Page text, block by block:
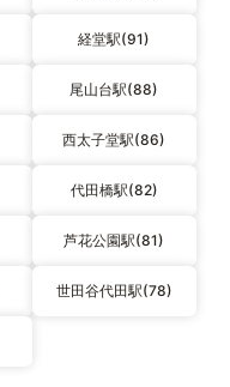
経堂駅(91)
尾山台駅(88)
西太子堂駅(86)
代田橋駅(82)
芦花公園駅(81)
世田谷代田駅(78)